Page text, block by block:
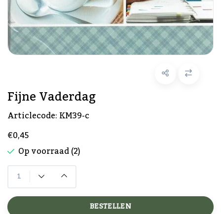
Fijne Vaderdag
Articlecode:KM39-c
€0,45
Op voorraad (2)
BESTELLEN